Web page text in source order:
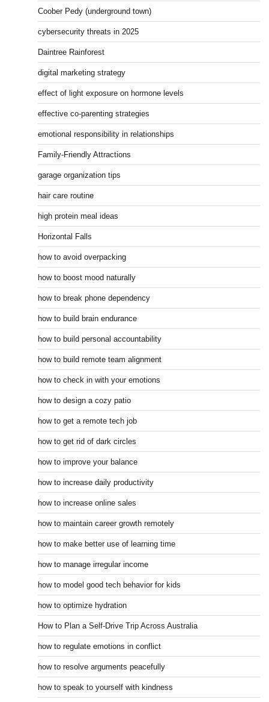
Coober Pedy (underground town)
cybersecurity threats in 2025
Daintree Rainforest
digital marketing strategy
effect of light exposure on hormone levels
effective co-parenting strategies
emotional responsibility in relationships
Family-Friendly Attractions
garage organization tips
hair care routine
high protein meal ideas
Horizontal Falls
how to avoid overpacking
how to boost mood naturally
how to break phone dependency
how to build brain endurance
how to build personal accountability
how to build remote team alignment
how to check in with your emotions
how to design a cozy patio
how to get a remote tech job
how to get rid of dark circles
how to improve your balance
how to increase daily productivity
how to increase online sales
how to maintain career growth remotely
how to make better use of learning time
how to manage irregular income
how to model good tech behavior for kids
how to optimize hydration
How to Plan a Self-Drive Trip Across Australia
how to regulate emotions in conflict
how to resolve arguments peacefully
how to speak to yourself with kindness